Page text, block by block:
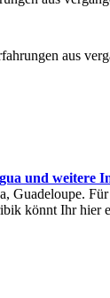
aus
und weitere
Guadeloupe.
könnt Ihr hier